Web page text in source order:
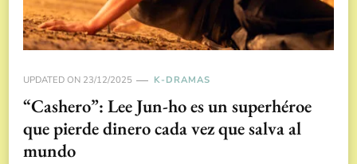
UPDATED ON 23/12/2025 K-DRAMAS
“Cashero”: Lee Jun-ho es un superhéroe
que pierde dinero cada vez que salva al
mundo